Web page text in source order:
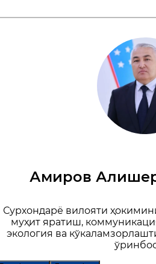
Амиров
Сурхондарё вилояти
муҳит яратиш,
экология ва